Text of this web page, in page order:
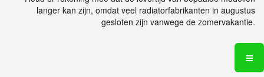
langer kan zijn, omdat veel radiatorfabrikanten in augustus
gesloten zijn vanwege de zomervakantie.